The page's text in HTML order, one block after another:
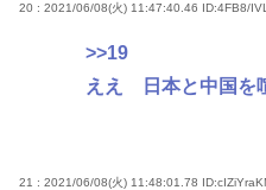
20 : 2021/06/08(火) 11:47:40.46 ID:4FB8/
>>19
ええ 日本と中国を
21 : 2021/06/08(火) 11:48:01.78